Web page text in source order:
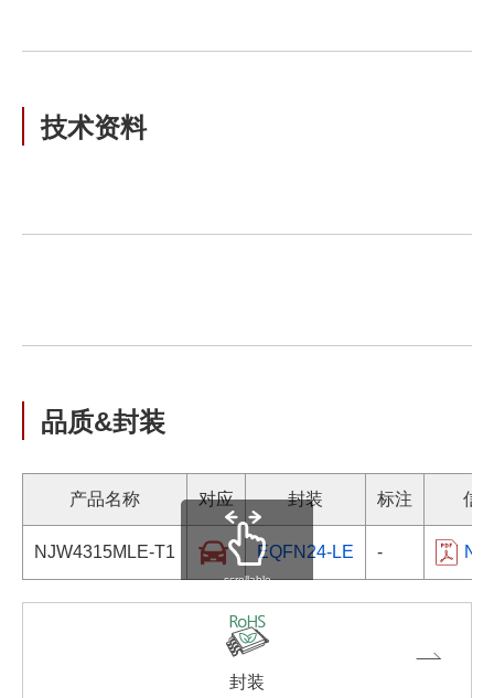
技术资料
品质&封装
产品名称 对应 封装 标注 信
NJW4315MLE-T1 EQFN24-LE -
scrollable
封装